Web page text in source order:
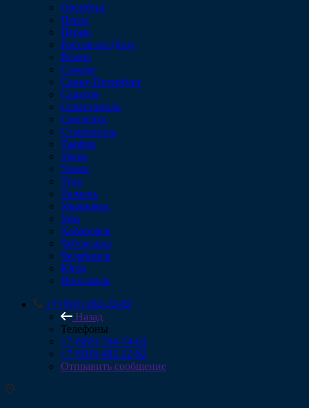
Оренбург
Пенза
Пермь
Ростов-на-Дону
Рязань
Самара
Санкт-Петербург
Саратов
Севастополь
Смоленск
Ставрополь
Тамбов
Тверь
Томск
Тула
Тюмень
Ульяновск
Уфа
Хабаровск
Чебоксары
Челябинск
Югра
Ярославль
+7 (910) 482-22-82
Назад
Телефоны
+7 (985) 764-74-61
+7 (910) 482-22-82
Отправить сообщение